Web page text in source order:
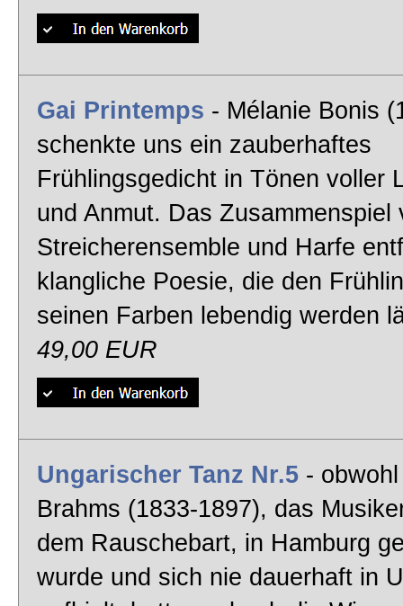
Dance of the Knights - NEU!
Auszug aus dem Nibelungenring
Walküren Ritt- Tipp!
Klassische Klavierstück
Romantik
Gai Printemps - NEU!
Mozart Ouvertüre
Romantische Kammermusik
Cornelius Idyll
Barock Musik
Bach Adagio - NEU!
Klassik
In der Halle des Bergkönigs
Gai Printemps - Mélanie Bonis
schenkte uns ein zauberhaftes
Frühlingsgedicht in Tönen voller
und Anmut. Das Zusammenspiel
Streicherensemble und Harfe
klangliche Poesie, die den
seinen Farben lebendig werden
49,00 EUR
Ungarischer Tanz Nr.5 -
Brahms (1833-1897), das
dem Rauschebart, in Hamburg
wurde und sich nie dauerhaft in